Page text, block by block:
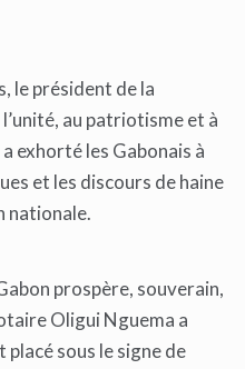
le président de la
l’unité, au patriotisme et à
exhorté les Gabonais à
et les discours de haine
nationale.
prospère, souverain,
Oligui Nguema a
sous le signe de